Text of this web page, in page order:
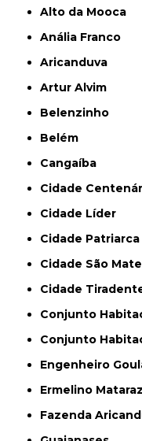
Alto da Mooca
Anália Franco
Aricanduva
Artur Alvim
Belenzinho
Belém
Cangaíba
Cidade
Cidade Líder
Cidade Patriarca
Cidade São
Cidade
Conjunto
Conjunto
Engenheiro
Ermelino
Fazenda